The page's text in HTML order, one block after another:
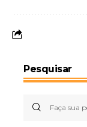
Pesquisar